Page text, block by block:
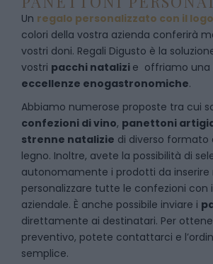
Un regalo personalizzato con il
colori della vostra azienda conferirà
vostri doni. Regali Digusto è la
vostri pacchi natalizi e offriamo una
eccellenze enogastronomiche.
Abbiamo numerose proposte tra cui
confezioni di vino, panettoni
strenne natalizie di diverso formato
legno. Inoltre, avete la possibilità di
autonomamente i prodotti da inserire
personalizzare tutte le confezioni con
aziendale. È anche possibile inviare i
direttamente ai destinatari. Per
preventivo, potete contattarci e
semplice.